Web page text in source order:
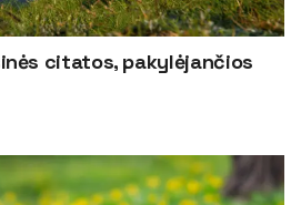
citatos, pakylėjančios